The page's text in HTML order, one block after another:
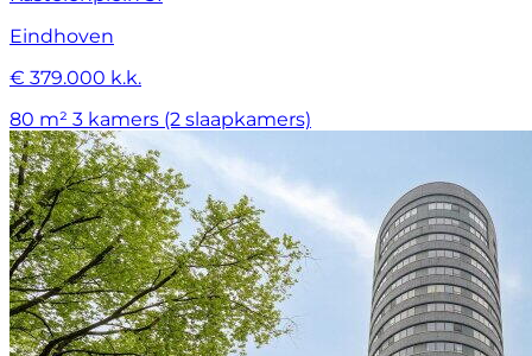
Eindhoven
€ 379.000 k.k.
80 m² 3 kamers (2 slaapkamers)